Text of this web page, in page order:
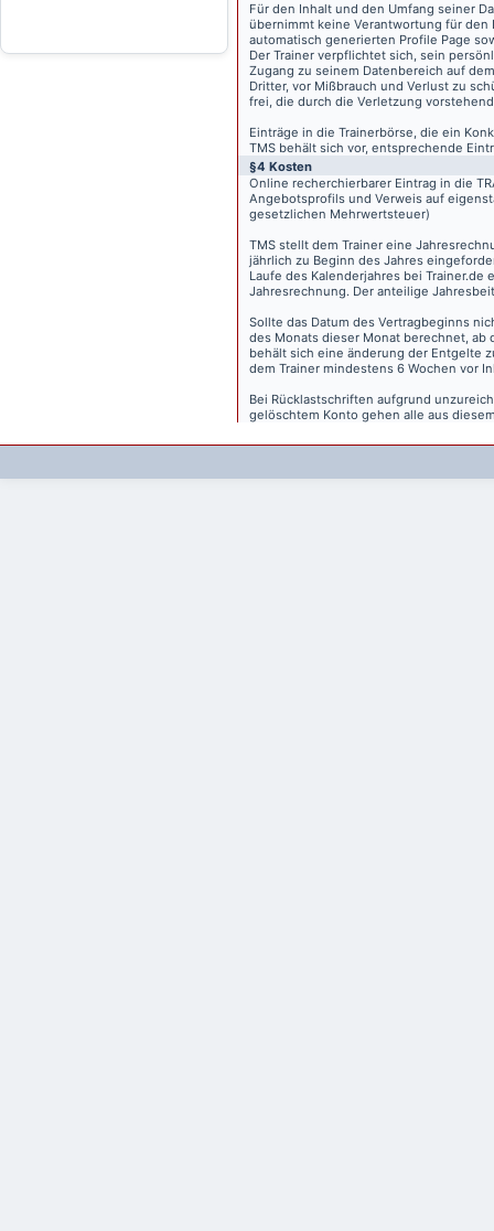
Für den Inhalt und den Umfang seiner
übernimmt keine Verantwortung für den
automatisch generierten Profile Page
Der Trainer verpflichtet sich, sein
Zugang zu seinem Datenbereich auf
Dritter, vor Mißbrauch und Verlust zu
frei, die durch die Verletzung
Einträge in die Trainerbörse, die ein
TMS behält sich vor, entsprechende
§4 Kosten
Online recherchierbarer Eintrag in die
Angebotsprofils und Verweis auf
gesetzlichen Mehrwertsteuer)
TMS stellt dem Trainer eine
jährlich zu Beginn des Jahres
Laufe des Kalenderjahres bei
Jahresrechnung. Der anteilige
Sollte das Datum des Vertragbeginns
des Monats dieser Monat berechnet, ab
behält sich eine änderung der Entgelte
dem Trainer mindestens 6 Wochen vor
Bei Rücklastschriften aufgrund
gelöschtem Konto gehen alle aus